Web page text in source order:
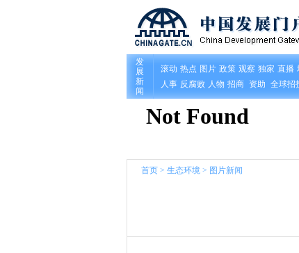
首页 > 生态环境 > 图片新闻